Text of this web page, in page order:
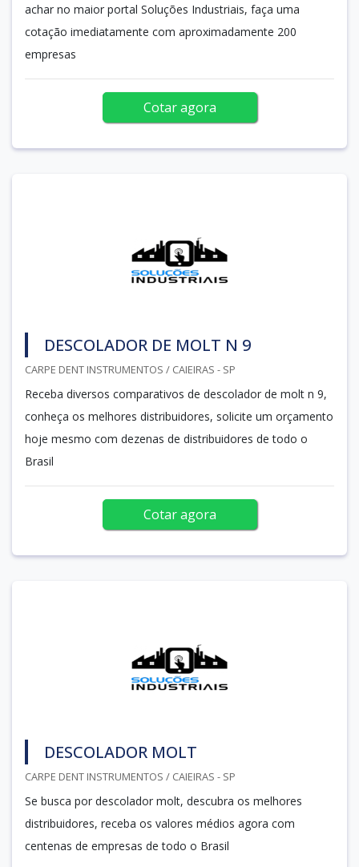
achar no maior portal Soluções Industriais, faça uma
cotação imediatamente com aproximadamente 200
empresas
Cotar agora
DESCOLADOR DE MOLT N 9
CARPE DENT INSTRUMENTOS / CAIEIRAS - SP
Receba diversos comparativos de descolador de molt n 9,
conheça os melhores distribuidores, solicite um orçamento
hoje mesmo com dezenas de distribuidores de todo o
Brasil
Cotar agora
DESCOLADOR MOLT
CARPE DENT INSTRUMENTOS / CAIEIRAS - SP
Se busca por descolador molt, descubra os melhores
distribuidores, receba os valores médios agora com
centenas de empresas de todo o Brasil